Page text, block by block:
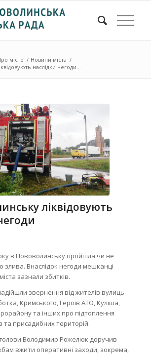
місто / Новини міста /
наслідки негоди...
ліквідовують
в Нововолинську пройшла чи не
злива. Внаслідок негоди мешканці
зазнали збитків.
звернення від жителів вулиць
Кримського, Героїв АТО, Куліша,
та інших про підтоплення
та присадибних територій.
голови Володимир Рожелюк доручив
вжити оперативні заходи, зокрема,